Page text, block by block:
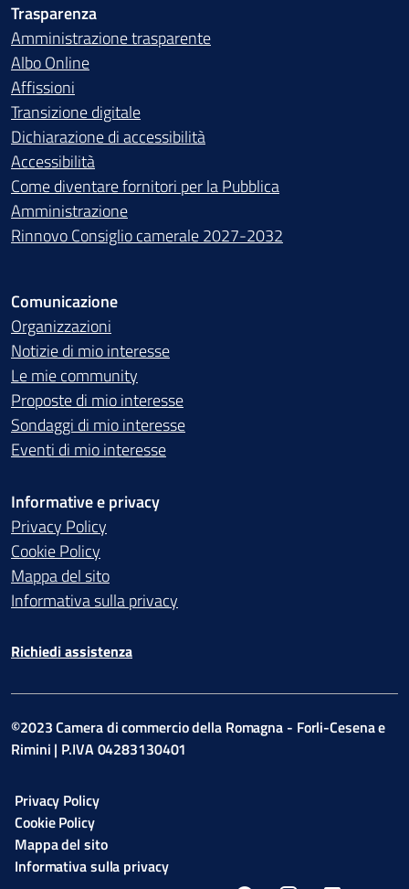
Trasparenza
Amministrazione trasparente
Albo Online
Affissioni
Transizione digitale
Dichiarazione di accessibilità
Accessibilità
Come diventare fornitori per la Pubblica
Amministrazione
Rinnovo Consiglio camerale 2027-2032
Comunicazione
Organizzazioni
Notizie di mio interesse
Le mie community
Proposte di mio interesse
Sondaggi di mio interesse
Eventi di mio interesse
Informative e privacy
Privacy Policy
Cookie Policy
Mappa del sito
Informativa sulla privacy
Richiedi assistenza
©2023 Camera di commercio della Romagna - Forli-Cesena e
Rimini | P.IVA 04283130401
Privacy Policy
Cookie Policy
Mappa del sito
Informativa sulla privacy